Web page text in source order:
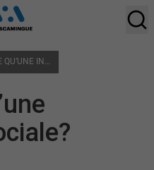
QU’EST-CE QU’UNE INNOVATION SOCIALE?